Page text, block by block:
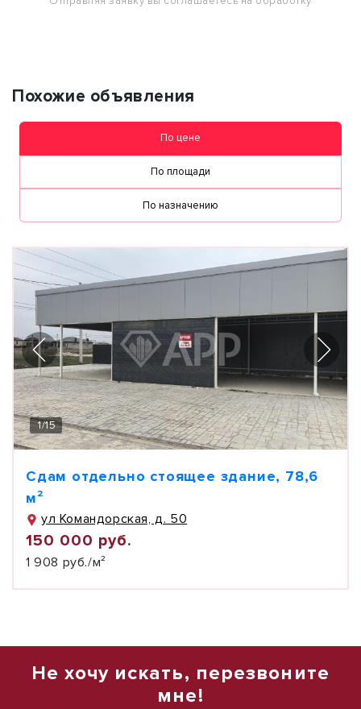
Похожие объявления
По цене
По площади
По назначению
1/15
Сдам отдельно стоящее здание, 78,6
м²
ул Командорская, д. 50
150 000 руб.
1 908 руб./м²
Не хочу искать, перезвоните
мне!